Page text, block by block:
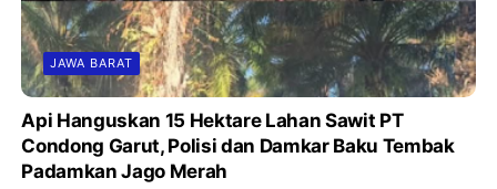
JAWA BARAT
Api Hanguskan 15 Hektare Lahan Sawit PT
Condong Garut, Polisi dan Damkar Baku Tembak
Padamkan Jago Merah